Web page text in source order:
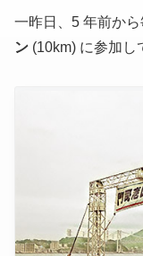
一昨日、5 年前か
ン (10km) に参加し